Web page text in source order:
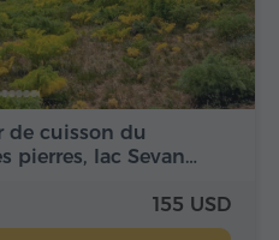
de cuisson du
pierres, lac Sevan…
155 USD